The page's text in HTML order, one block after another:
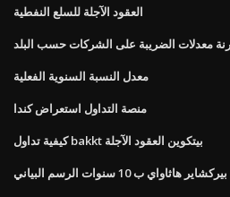
العقود الآجلة للسلع النفطية
معدلات الضريبة على الشركات حسب البلد
معدل النسبة السنوية الفعلية
منصة التداول استعراض كندا
كيفية تداول bakkt بيتكوين العقود الآجلة
بيركشاير هاثاواي ب 10 سنوات الرسم البياني